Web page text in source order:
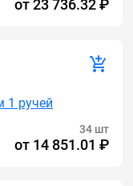
от23 736.32 ₽
1 ручей
34 шт
от 14 851.01 ₽